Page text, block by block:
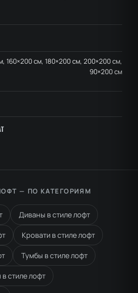
160×200 см, 180×200 см, 200×200 см,
90×200 см
— ПО КАТЕГОРИЯМ
Диваны в стиле лофт
Кровати в стиле лофт
Тумбы в стиле лофт
стиле лофт